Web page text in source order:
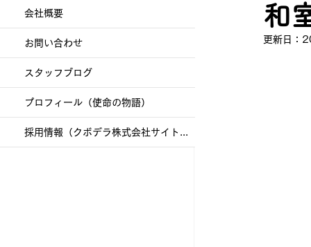
和
更新日：
会社概要
お問い合わせ
スタッフブログ
プロフィール（使命の物語）
採用情報（クボデラ株式会社サイトへ）